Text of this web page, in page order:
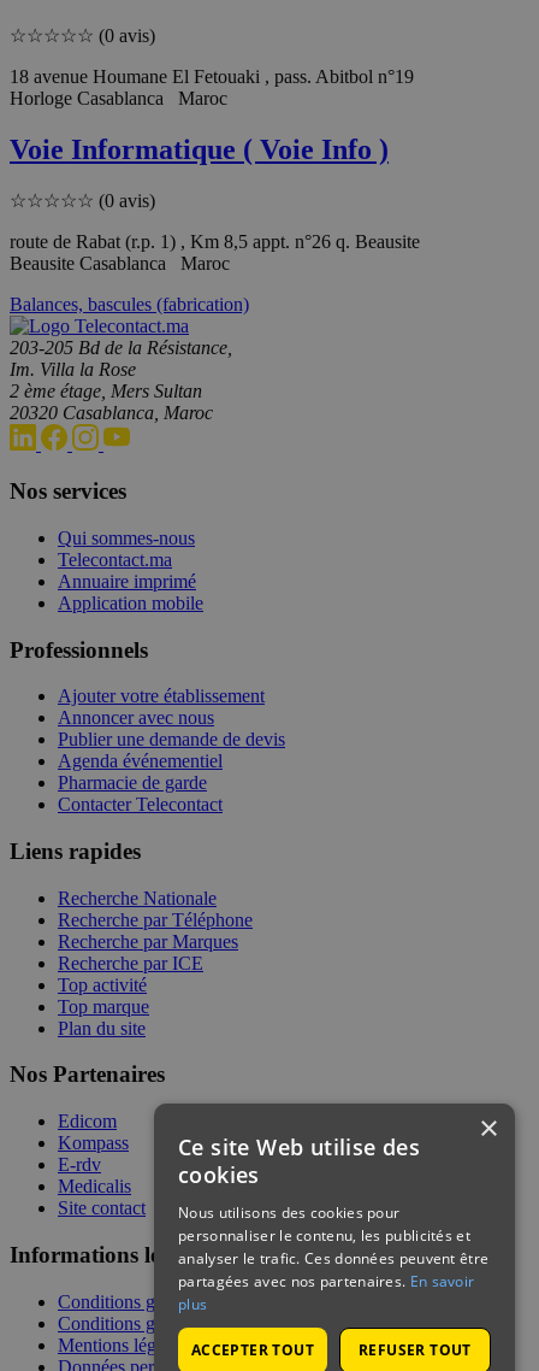
☆☆☆☆☆ (0 avis)
18 avenue Houmane El Fetouaki , pass. Abitbol n°19
Horloge Casablanca Maroc
Voie Informatique ( Voie Info )
☆☆☆☆☆ (0 avis)
route de Rabat (r.p. 1) , Km 8,5 appt. n°26 q. Beausite
Beausite Casablanca Maroc
Balances, bascules (fabrication)
203-205 Bd de la Résistance,
Im. Villa la Rose
2 ème étage, Mers Sultan
20320 Casablanca, Maroc
Nos services
Qui sommes-nous
Telecontact.ma
Annuaire imprimé
Application mobile
Professionnels
Ajouter votre établissement
Annoncer avec nous
Publier une demande de devis
Agenda événementiel
Pharmacie de garde
Contacter Telecontact
Liens rapides
Recherche Nationale
Recherche par Téléphone
Recherche par Marques
Recherche par ICE
Top activité
Top marque
Plan du site
Nos Partenaires
Edicom
Kompass
E-rdv
Medicalis
Site contact
Informations légales
Conditions générales de services
Conditions générales de vente
Mentions légales
Données personnelles
×
Ce site Web utilise des
cookies
Nous utilisons des cookies pour
personnaliser le contenu, les publicités et
analyser le trafic. Ces données peuvent être
partagées avec nos partenaires. En savoir
plus
ACCEPTER TOUT REFUSER TOUT